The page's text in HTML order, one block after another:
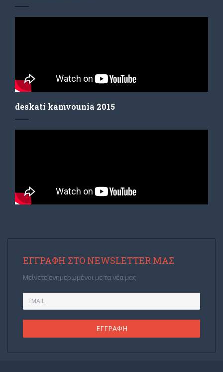
deskati kamvounia 2015
ΕΓΓΡΑΦΉ ΣΤΟ NEWSLETTER ΜΑΣ
Μείνετε ενημερωμένοι με τα νέα μας